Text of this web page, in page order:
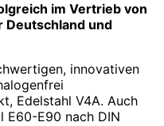
im Vertrieb von
Deutschland und
innovativen
Edelstahl V4A. Auch
E60-E90 nach DIN